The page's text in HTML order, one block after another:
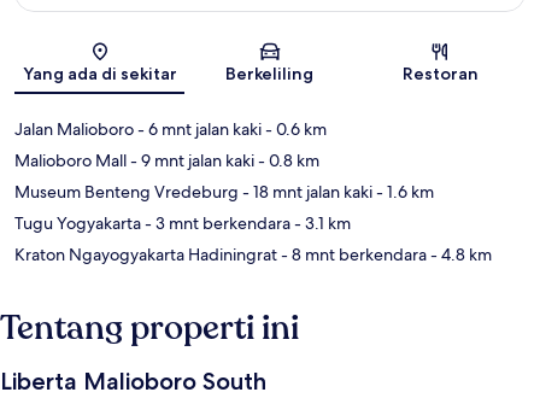
Peta
Yang ada di sekitar Berkeliling Restoran
Jalan Malioboro- 6 mnt jalan kaki- 0.6 km
Malioboro Mall- 9 mnt jalan kaki- 0.8 km
Museum Benteng Vredeburg - 18 mnt jalan kaki- 1.6 km
Tugu Yogyakarta- 3 mnt berkendara- 3.1 km
Kraton Ngayogyakarta Hadiningrat- 8 mnt berkendara- 4.8 km
Tentang properti ini
Liberta Malioboro South